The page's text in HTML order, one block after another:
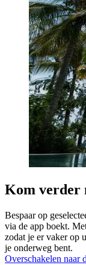
Kom verder
Bespaar op
via de app boekt.
zodat je er vaker op
je onderweg bent.
Overschakelen naar